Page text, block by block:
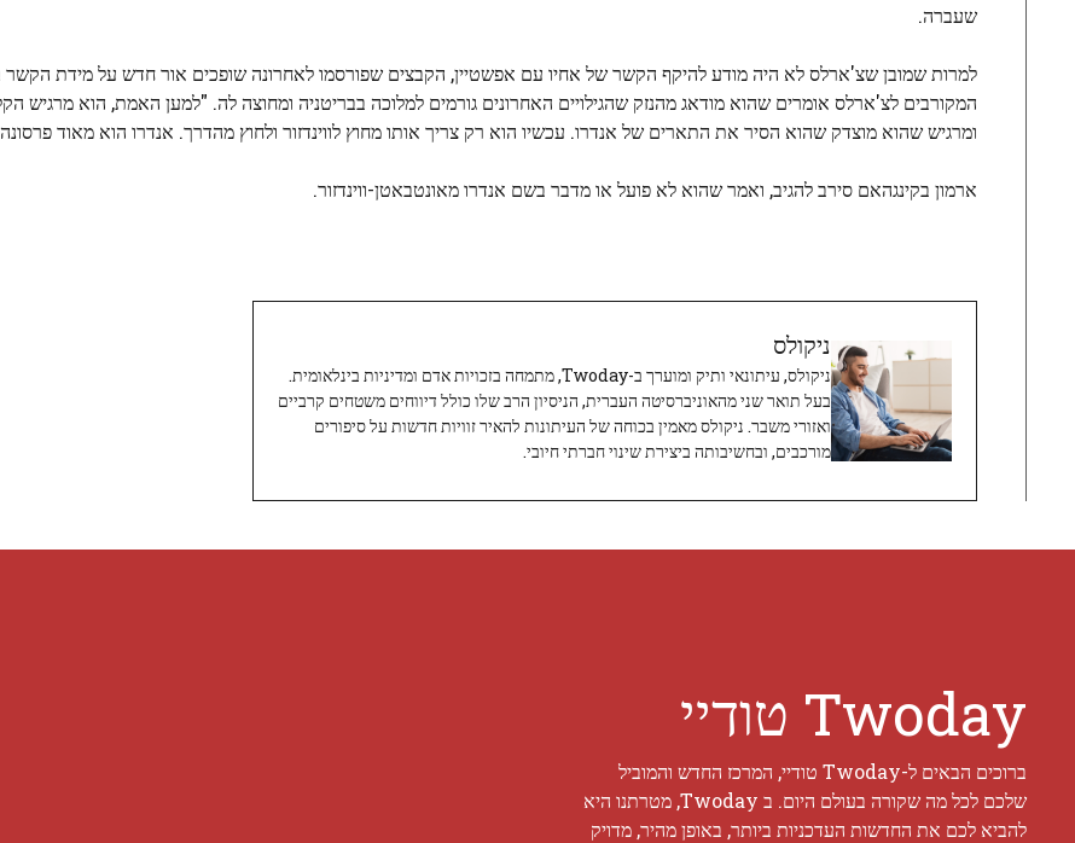
שעברה.
למרות שמובן שצ'ארלס לא היה מודע להיקף הקשר של אחיו עם אפשטיין, הקבצים שפורסמו לאחרונה שופכים אור חדש על מידת הקשר
המקורבים לצ'ארלס אומרים שהוא מודאג מהנזק שהגילויים האחרונים גורמים למלוכה בבריטניה ומחוצה לה. "למען האמת, הוא מרגיש
ומרגיש שהוא מוצדק שהוא הסיר את התארים של אנדרו. עכשיו הוא רק צריך אותו מחוץ לווינדזור ולחוץ מהדרך. אנדרו הוא מאוד פרסונה
ארמון בקינגהאם סירב להגיב, ואמר שהוא לא פועל או מדבר בשם אנדרו מאונטבאטן-ווינדזור.
ניקולס
ניקולס, עיתונאי ותיק ומוערך ב-Twoday, מתמחה בזכויות אדם ומדיניות בינלאומית.
בעל תואר שני מהאוניברסיטה העברית, הניסיון הרב שלו כולל דיווחים משטחים קרביים
ואזורי משבר. ניקולס מאמין בכוחה של העיתונות להאיר זוויות חדשות על סיפורים
מורכבים, ובחשיבותה ביצירת שינוי חברתי חיובי.
Twoday טודיי
ברוכים הבאים ל-Twoday טודיי, המרכז החדש והמוביל
שלכם לכל מה שקורה בעולם היום. ב Twoday, מטרתנו היא
להביא לכם את החדשות העדכניות ביותר, באופן מהיר, מדויק